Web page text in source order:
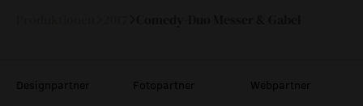
Designpartner Fotopartner Webpartner